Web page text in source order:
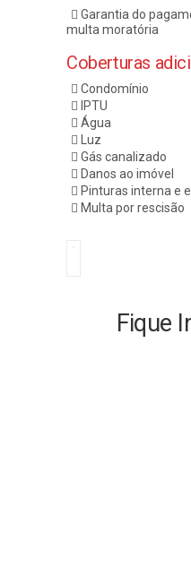
Garantia do
multa moratória
Coberturas
Condomínio
IPTU
Água
Luz
Gás canalizado
Danos ao imóvel
Pinturas interna e
Multa por rescisão
Fique